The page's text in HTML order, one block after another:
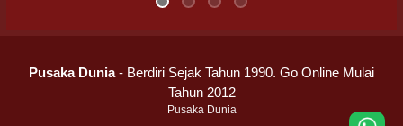
Pusaka Dunia- Berdiri Sejak Tahun 1990. Go Online Mulai
Tahun 2012
Pusaka Dunia